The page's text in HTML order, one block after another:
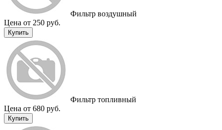
Фильтр воздушный
Цена от 250 руб.
Купить
Фильтр топливный
Цена от 680 руб.
Купить